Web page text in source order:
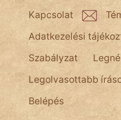
cinege
fantom
Hunor
Jób Gedeon
Láron Ádám
Kapcsolat
Adatkezelési
Szabályzat
Legolvasottabb
Belépés